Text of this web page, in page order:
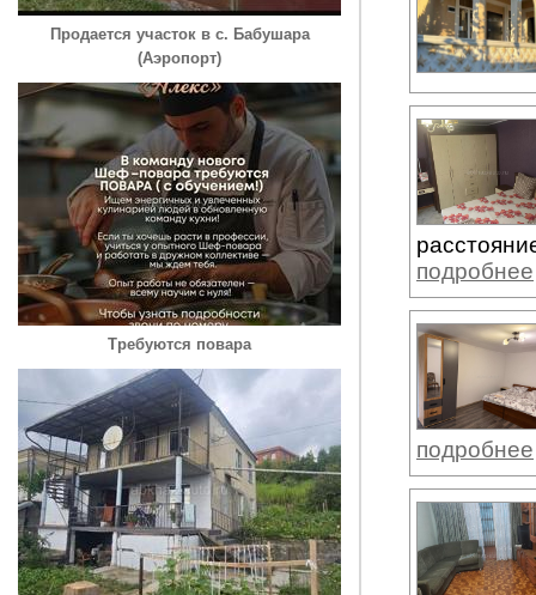
Продается участок в с. Бабушара
(Аэропорт)
Требуются повара
подробнее
подробнее